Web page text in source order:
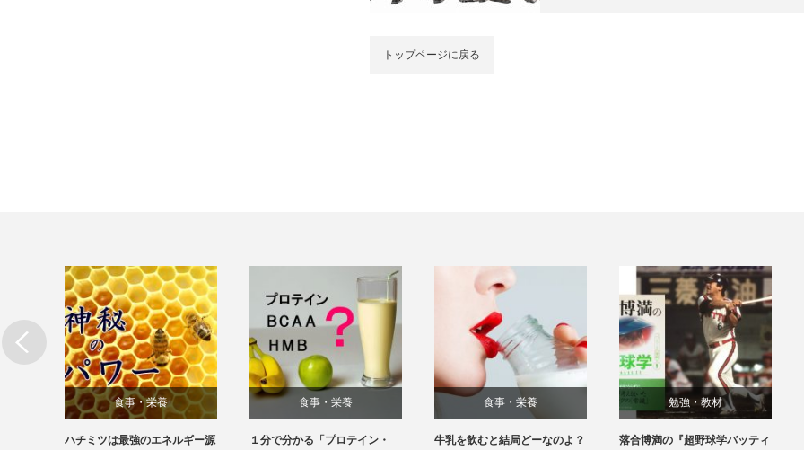
トップページに戻る
食事・栄養
ハチミツは最強のエネルギー源
食事・栄養
１分で分かる「プロテイン・
食事・栄養
牛乳を飲むと結局どーなのよ？
勉強・教材
落合博満の『超野球学バッティ